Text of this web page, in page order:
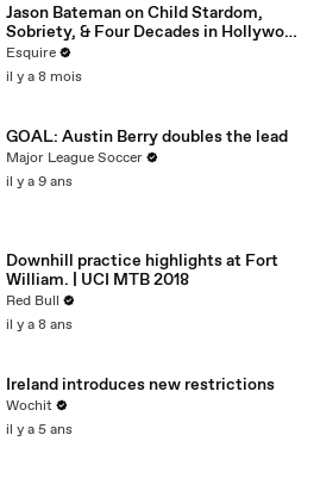
Jason Bateman on Child Stardom,
Sobriety, & Four Decades in Hollywood
| What I’ve Learned | Esquire
Esquire
il y a 8 mois
GOAL: Austin Berry doubles the lead
Major League Soccer
il y a 9 ans
Downhill practice highlights at Fort
William. | UCI MTB 2018
Red Bull
il y a 8 ans
Ireland introduces new restrictions
Wochit
il y a 5 ans